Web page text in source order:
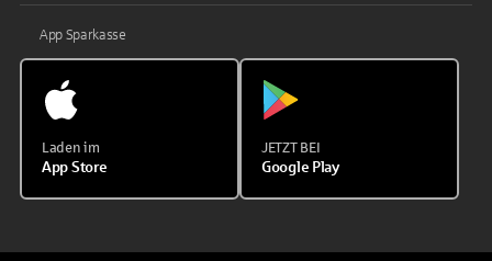
App Sparkasse
Laden im
App Store
JETZT BEI
Google Play